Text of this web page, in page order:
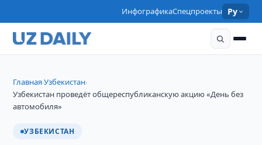
ИнфографикаСпецпроекты Ру
Главная›Узбекистан›
Узбекистан проведёт общереспубликанскую акцию «День без
автомобиля»
УЗБЕКИСТАН